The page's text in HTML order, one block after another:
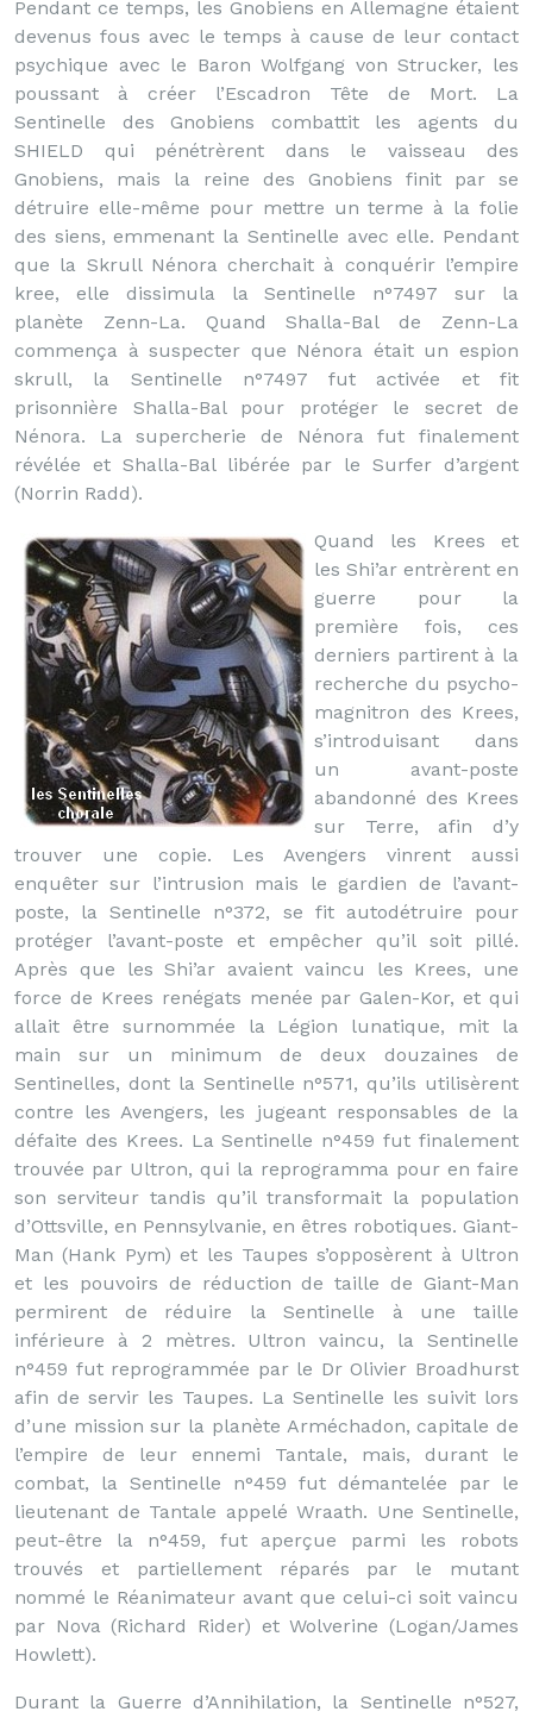
Pendant ce temps, les Gnobiens en Allemagne étaient
devenus fous avec le temps à cause de leur contact
psychique avec le Baron Wolfgang von Strucker, les
poussant à créer l’Escadron Tête de Mort. La
Sentinelle des Gnobiens combattit les agents du
SHIELD qui pénétrèrent dans le vaisseau des
Gnobiens, mais la reine des Gnobiens finit par se
détruire elle-même pour mettre un terme à la folie
des siens, emmenant la Sentinelle avec elle. Pendant
que la Skrull Nénora cherchait à conquérir l’empire
kree, elle dissimula la Sentinelle n°7497 sur la
planète Zenn-La. Quand Shalla-Bal de Zenn-La
commença à suspecter que Nénora était un espion
skrull, la Sentinelle n°7497 fut activée et fit
prisonnière Shalla-Bal pour protéger le secret de
Nénora. La supercherie de Nénora fut finalement
révélée et Shalla-Bal libérée par le Surfer d’argent
(Norrin Radd).
Quand les Krees et
les Shi’ar entrèrent en
guerre pour la
première fois, ces
derniers partirent à la
recherche du psycho-
magnitron des Krees,
s’introduisant dans
un avant-poste
abandonné des Krees
sur Terre, afin d’y
trouver une copie. Les Avengers vinrent aussi
enquêter sur l’intrusion mais le gardien de l’avant-
poste, la Sentinelle n°372, se fit autodétruire pour
protéger l’avant-poste et empêcher qu’il soit pillé.
Après que les Shi’ar avaient vaincu les Krees, une
force de Krees renégats menée par Galen-Kor, et qui
allait être surnommée la Légion lunatique, mit la
main sur un minimum de deux douzaines de
Sentinelles, dont la Sentinelle n°571, qu’ils utilisèrent
contre les Avengers, les jugeant responsables de la
défaite des Krees. La Sentinelle n°459 fut finalement
trouvée par Ultron, qui la reprogramma pour en faire
son serviteur tandis qu’il transformait la population
d’Ottsville, en Pennsylvanie, en êtres robotiques. Giant-
Man (Hank Pym) et les Taupes s’opposèrent à Ultron
et les pouvoirs de réduction de taille de Giant-Man
permirent de réduire la Sentinelle à une taille
inférieure à 2 mètres. Ultron vaincu, la Sentinelle
n°459 fut reprogrammée par le Dr Olivier Broadhurst
afin de servir les Taupes. La Sentinelle les suivit lors
d’une mission sur la planète Arméchadon, capitale de
l’empire de leur ennemi Tantale, mais, durant le
combat, la Sentinelle n°459 fut démantelée par le
lieutenant de Tantale appelé Wraath. Une Sentinelle,
peut-être la n°459, fut aperçue parmi les robots
trouvés et partiellement réparés par le mutant
nommé le Réanimateur avant que celui-ci soit vaincu
par Nova (Richard Rider) et Wolverine (Logan/James
Howlett).
Durant la Guerre d’Annihilation, la Sentinelle n°527,